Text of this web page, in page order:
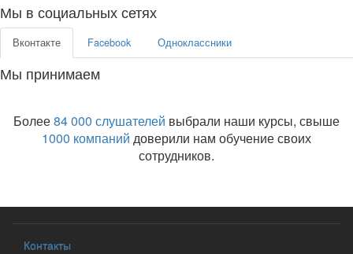
Мы в социальных сетях
Вконтакте Facebook Одноклассники
Мы принимаем
Более84 000 слушателей выбрали наши курсы, свыше
1000 компаний доверили нам обучение своих
сотрудников.
Контакты